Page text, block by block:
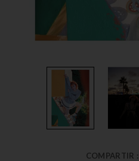
COMPARTIR :